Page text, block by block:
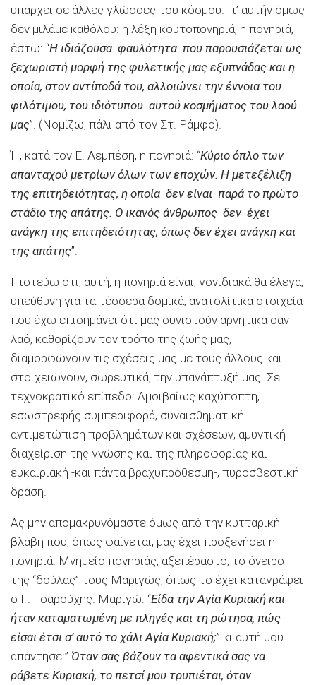
υπάρχει σε άλλες γλώσσες του κόσμου. Γι’ αυτήν όμως
δεν μιλάμε καθόλου: η λέξη κουτοπονηριά, η πονηριά,
έστω: “Η ιδιάζουσα φαυλότητα που παρουσιάζεται ως
ξεχωριστή μορφή της φυλετικής μας εξυπνάδας και η
οποία, στον αντίποδά του, αλλοιώνει την έννοια του
φιλότιμου, του ιδιότυπου αυτού κοσμήματος του λαού
μας”. (Νομίζω, πάλι από τον Στ. Ράμφο).
Ή, κατά τον Ε. Λεμπέση, η πονηριά: “Κύριο όπλο των
απανταχού μετρίων όλων των εποχών. Η μετεξέλιξη
της επιτηδειότητας, η οποία δεν είναι παρά το πρώτο
στάδιο της απάτης. Ο ικανός άνθρωπος δεν έχει
ανάγκη της επιτηδειότητας, όπως δεν έχει ανάγκη και
της απάτης”.
Πιστεύω ότι, αυτή, η πονηριά είναι, γονιδιακά θα έλεγα,
υπεύθυνη για τα τέσσερα δομικά, ανατολίτικα στοιχεία
που έχω επισημάνει ότι μας συνιστούν αρνητικά σαν
λαό, καθορίζουν τον τρόπο της ζωής μας,
διαμορφώνουν τις σχέσεις μας με τους άλλους και
στοιχειώνουν, σωρευτικά, την υπανάπτυξή μας. Σε
τεχνοκρατικό επίπεδο: Αμοιβαίως καχύποπτη,
εσωστρεφής συμπεριφορά, συναισθηματική
αντιμετώπιση προβλημάτων και σχέσεων, αμυντική
διαχείριση της γνώσης και της πληροφορίας και
ευκαιριακή -και πάντα βραχυπρόθεσμη-, πυροσβεστική
δράση.
Ας μην απομακρυνόμαστε όμως από την κυτταρική
βλάβη που, όπως φαίνεται, μας έχει προξενήσει η
πονηριά. Μνημείο πονηριάς, αξεπέραστο, το όνειρο
της “δούλας” τους Μαριγώς, όπως το έχει καταγράψει
ο Γ. Τσαρούχης. Μαριγώ: “Είδα την Αγία Κυριακή και
ήταν καταματωμένη με πληγές και τη ρώτησα, πώς
είσαι έτσι σ’ αυτό το χάλι Αγία Κυριακή;” κι αυτή μου
απάντησε:” Όταν σας βάζουν τα αφεντικά σας να
ράβετε Κυριακή, το πετσί μου τρυπιέται, όταν